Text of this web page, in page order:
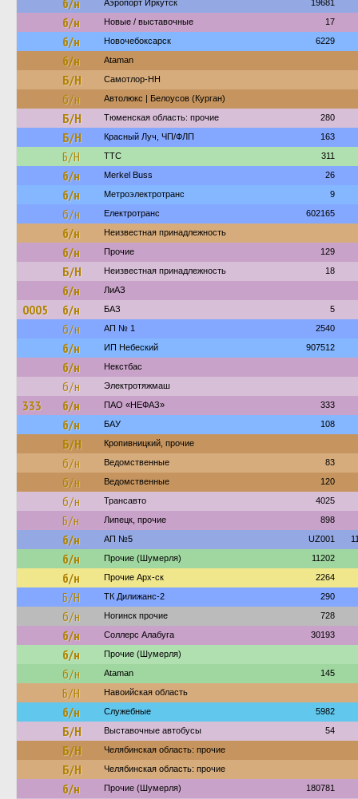
б/н Аэропорт Иркутск 19681
б/н Новые / выставочные 17
б/н Новочебоксарск 6229
б/н Ataman
Б/Н Самотлор-НН
б/н Автолюкс | Белоусов (Курган)
Б/Н Тюменская область: прочие 280
Б/Н Красный Луч, ЧП/ФЛП 163
Б/Н ТТС 311
б/н Merkel Buss 26
б/н Метроэлектротранс 9
б/н Електротранс 602165
б/н Неизвестная принадлежность
б/н Прочие 129
Б/Н Неизвестная принадлежность 18
б/н ЛиАЗ
0005 б/н БАЗ 5
б/н АП № 1 2540
б/н ИП Небеский 907512
б/н Некстбас
б/н Электротяжмаш
333 б/н ПАО «НЕФАЗ» 333
б/н БАУ 108
Б/Н Кропивницкий, прочие
б/н Ведомственные 83
б/н Ведомственные 120
б/н Трансавто 4025
Б/н Липецк, прочие 898
б/н АП №5 UZ001
б/н Прочие (Шумерля) 11202
б/н Прочие Арх-ск 2264
Б/Н ТК Дилижанс-2 290
б/н Ногинск прочие 728
б/н Соллерс Алабуга 30193
б/н Прочие (Шумерля)
б/н Ataman 145
Б/Н Навоийская область
б/н Служебные 5982
Б/Н Выставочные автобусы 54
Б/Н Челябинская область: прочие
Б/Н Челябинская область: прочие
б/н Прочие (Шумерля) 180781